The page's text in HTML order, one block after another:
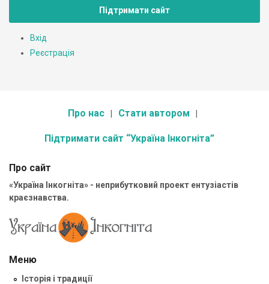
Підтримати сайт
Вхід
Реєстрація
Про нас Стати автором
Підтримати сайт “Україна Інкогніта”
Про сайт
«Україна Інкогніта» - неприбутковий проект ентузіастів
краєзнавства.
Меню
Історія і традиції